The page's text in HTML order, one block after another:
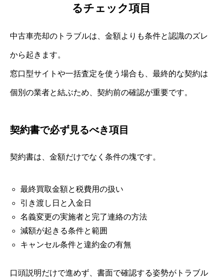
るチェック項目
中古車売却のトラブルは、金額よりも条件と認識のズレ
から起きます。
窓口型サイトや一括査定を使う場合も、最終的な契約は
個別の業者と結ぶため、契約前の確認が重要です。
契約書で必ず見るべき項目
契約書は、金額だけでなく条件の塊です。
最終買取金額と税費用の扱い
引き渡し日と入金日
名義変更の実施者と完了連絡の方法
減額が起きる条件と範囲
キャンセル条件と違約金の有無
口頭説明だけで進めず、書面で確認する姿勢がトラブル